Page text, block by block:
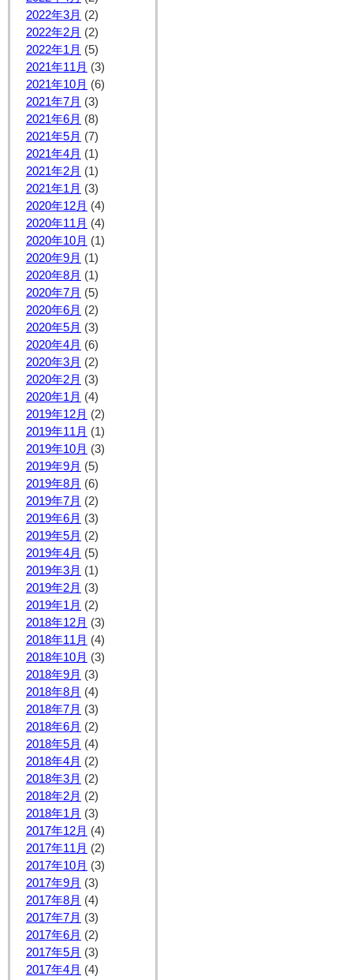
2022年3月 (2)
2022年2月 (2)
2022年1月 (5)
2021年11月 (3)
2021年10月 (6)
2021年7月 (3)
2021年6月 (8)
2021年5月 (7)
2021年4月 (1)
2021年2月 (1)
2021年1月 (3)
2020年12月 (4)
2020年11月 (4)
2020年10月 (1)
2020年9月 (1)
2020年8月 (1)
2020年7月 (5)
2020年6月 (2)
2020年5月 (3)
2020年4月 (6)
2020年3月 (2)
2020年2月 (3)
2020年1月 (4)
2019年12月 (2)
2019年11月 (1)
2019年10月 (3)
2019年9月 (5)
2019年8月 (6)
2019年7月 (2)
2019年6月 (3)
2019年5月 (2)
2019年4月 (5)
2019年3月 (1)
2019年2月 (3)
2019年1月 (2)
2018年12月 (3)
2018年11月 (4)
2018年10月 (3)
2018年9月 (3)
2018年8月 (4)
2018年7月 (3)
2018年6月 (2)
2018年5月 (4)
2018年4月 (2)
2018年3月 (2)
2018年2月 (2)
2018年1月 (3)
2017年12月 (4)
2017年11月 (2)
2017年10月 (3)
2017年9月 (3)
2017年8月 (4)
2017年7月 (3)
2017年6月 (2)
2017年5月 (3)
2017年4月 (4)